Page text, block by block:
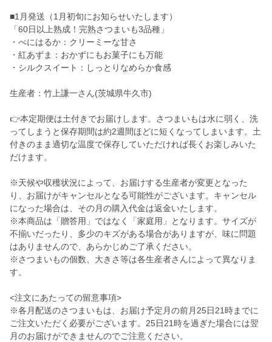
■1月発送（1月初旬にお知らせいたします）
「60日以上熟成！完熟さつまいも3品種」
・べにはるか：クリーミーな甘さ
・紅あずま：おかずにもお菓子にも万能
・シルクスイート：しっとりなめらか食感
生産者：竹上謙一さん(茨城県牛久市)
👉本定期便は土付きでお届けします。さつまいもは水に弱く、洗
ってしまうと保存期間は約2週間ほどに短くなってしまいます。土
付きのまま適切な温度で保存していただければ長くお楽しみいた
だけます。
※天候や収穫状況によって、お届けする生産者が変更となった
り、お届けがキャンセルとなる可能性がございます。キャンセル
になった場合は、その月の購入代金は返金いたします。
※本商品は「贈答用」ではなく「家庭用」となります。サイズが
不揃いだったり、多少のキズがある場合がありますが、味に問題
はありませんので、あらかじめご了承ください。
※さつまいもの個数、大きさ等は各生産者さんによって異なりま
す。
<注文にあたっての留意事項>
※各月配送のさつまいもは、お届け予定月の前月25日21時までに
ご注文いただく必要がございます。25日21時を過ぎた場合には翌
月のお届けができませんのでご注意ください。